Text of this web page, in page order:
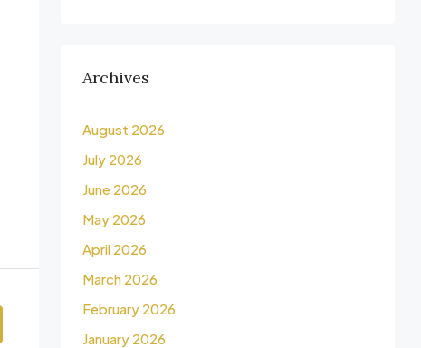
Archives
August 2026
July 2026
June 2026
May 2026
April 2026
March 2026
February 2026
January 2026